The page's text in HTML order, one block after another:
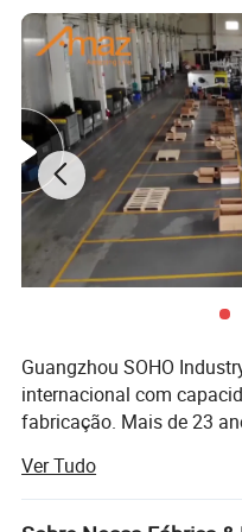
Nossos Servise
Guangzhou SOHO
internacional com
fabricação. Mais de 23
Europa e América do Sul.
coluna com rodas,
Ver Tudo